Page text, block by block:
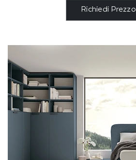
Richiedi Prezzo